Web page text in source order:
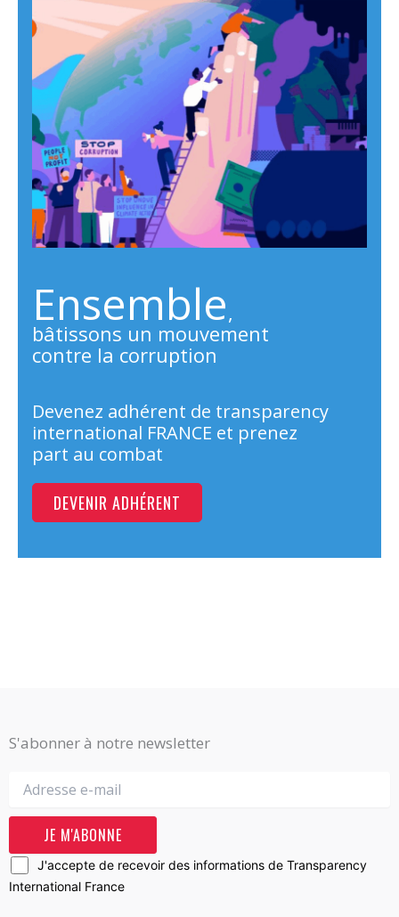
Ensemble,
bâtissons un mouvement
contre la corruption
Devenez adhérent de transparency
international FRANCE et prenez
part au combat
DEVENIR ADHÉRENT
S'abonner à notre newsletter
J'accepte de recevoir des informations de Transparency
International France